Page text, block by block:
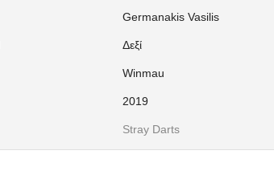
Germanakis Vasilis
Δεξί
Winmau
2019
Stray Darts